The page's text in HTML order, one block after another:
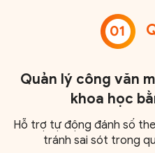
Quản lý công văn
khoa học
Hỗ trợ tự động đánh số
tránh sai sót trong